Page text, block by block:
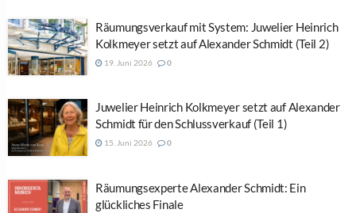
Räumungsverkauf mit System: Juwelier Heinrich
Kolkmeyer setzt auf Alexander Schmidt (Teil 2)
19. Juni 2026 0
Juwelier Heinrich Kolkmeyer setzt auf Alexander
Schmidt für den Schlussverkauf (Teil 1)
15. Juni 2026 0
Räumungsexperte Alexander Schmidt: Ein
glückliches Finale